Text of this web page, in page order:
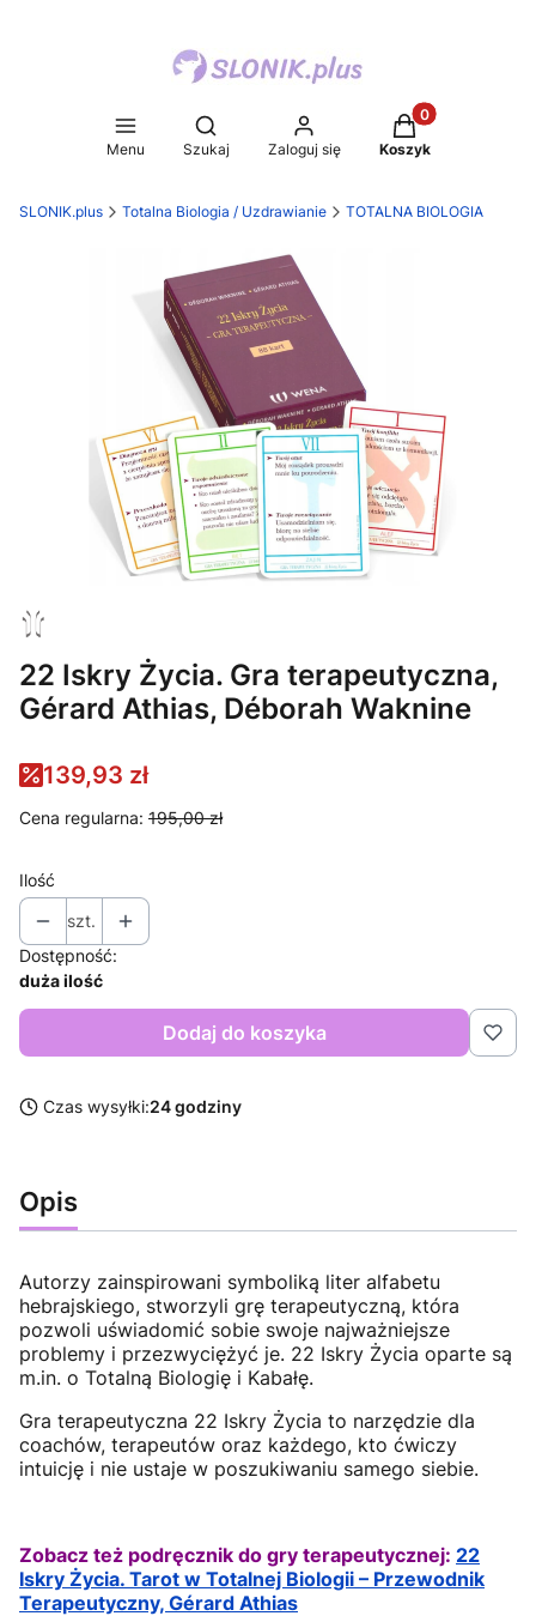
Menu
Otwórz wyszukiwarkę
Szukaj Zaloguj się
Produkty w
Koszyk
SLONIK.plus Totalna Biologia / Uzdrawianie TOTALNA BIOLOGIA
22 Iskry Życia. Gra terapeutyczna,
Gérard Athias, Déborah Waknine
139,93 zł
Cena regularna: 195,00 zł
Ilość
szt.
Dostępność:
duża ilość
Dodaj do koszyka
Czas wysyłki:24 godziny
Opis
Autorzy zainspirowani symboliką liter alfabetu
hebrajskiego, stworzyli grę terapeutyczną, która
pozwoli uświadomić sobie swoje najważniejsze
problemy i przezwyciężyć je. 22 Iskry Życia oparte są
m.in. o Totalną Biologię i Kabałę.
Gra terapeutyczna 22 Iskry Życia to narzędzie dla
coachów, terapeutów oraz każdego, kto ćwiczy
intuicję i nie ustaje w poszukiwaniu samego siebie.
Zobacz też podręcznik do gry terapeutycznej: 22
Iskry Życia. Tarot w Totalnej Biologii – Przewodnik
Terapeutyczny, Gérard Athias